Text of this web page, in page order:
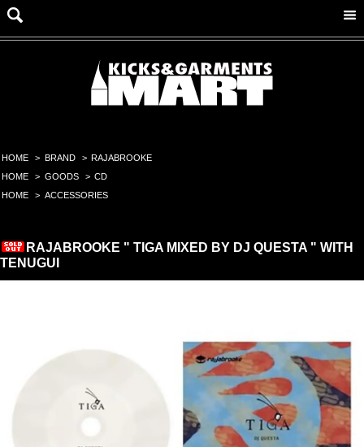
HOME > BRAND > RAJABROOKE
HOME
> GOODS > CD
HOME
> ACCESSORIES
RAJABROOKE " TIGA MIXED BY DJ QUESTA " WITH
TENUGUI